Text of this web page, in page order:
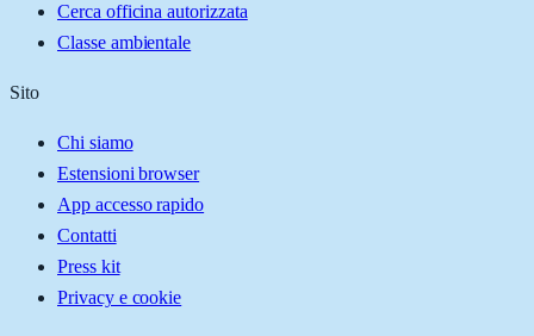
Cerca officina autorizzata
Classe ambientale
Sito
Chi siamo
Estensioni browser
App accesso rapido
Contatti
Press kit
Privacy e cookie